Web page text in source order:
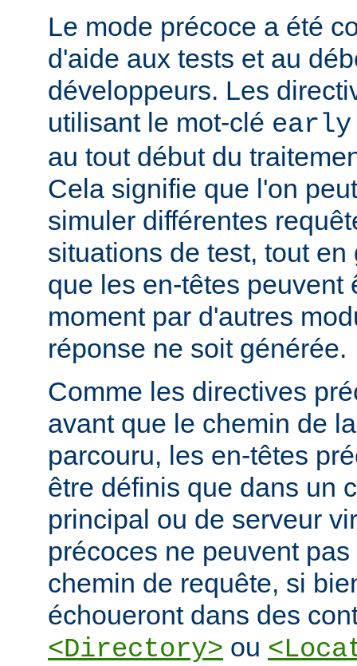
Le mode précoce a été
d'aide aux tests et au
développeurs. Les
utilisant le mot-clé early
au tout début du
Cela signifie que l'on
simuler différentes
situations de test, tout
que les en-têtes peuvent
moment par d'autres
réponse ne soit générée.
Comme les directives
avant que le chemin de
parcouru, les en-têtes
être définis que dans un
principal ou de serveur
précoces ne peuvent
chemin de requête, si
échoueront dans des
<Directory> ou